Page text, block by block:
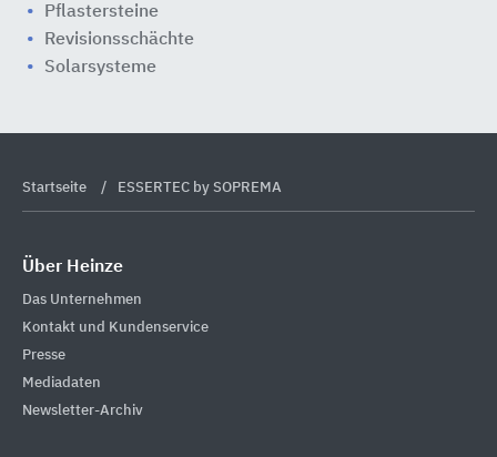
Pflastersteine
Revisionsschächte
Solarsysteme
Startseite ESSERTEC by SOPREMA
Über Heinze
Das Unternehmen
Kontakt und Kundenservice
Presse
Mediadaten
Newsletter-Archiv